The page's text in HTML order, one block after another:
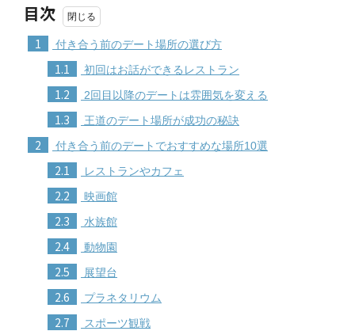
目次
1 付き合う前のデート場所の選び方
1.1 初回はお話ができるレストラン
1.2 2回目以降のデートは雰囲気を変える
1.3 王道のデート場所が成功の秘訣
2 付き合う前のデートでおすすめな場所10選
2.1 レストランやカフェ
2.2 映画館
2.3 水族館
2.4 動物園
2.5 展望台
2.6 プラネタリウム
2.7 スポーツ観戦